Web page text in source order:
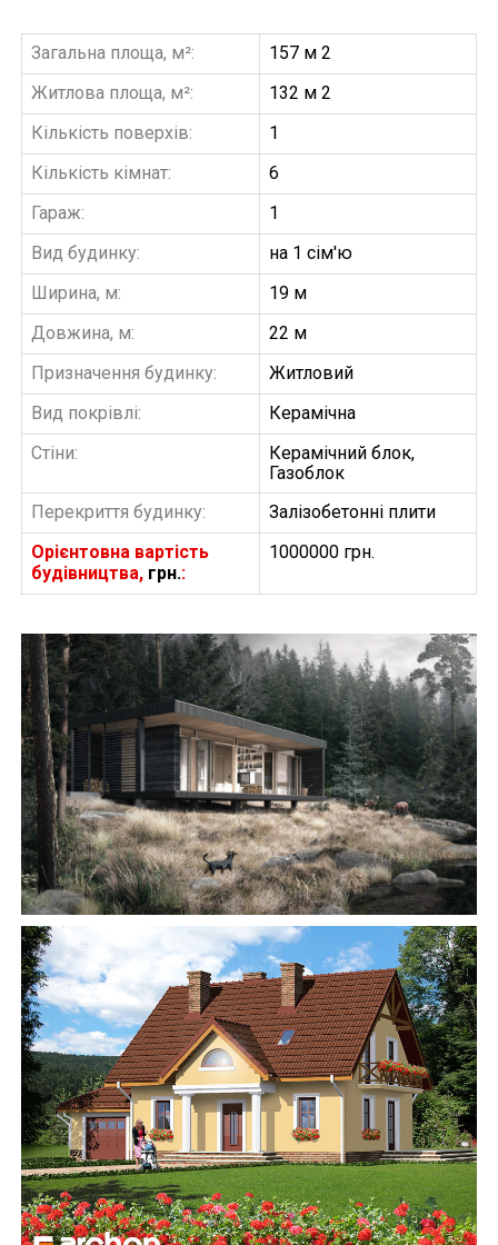
Загальна площа, м²:
157 м 2
Житлова площа, м²:
132 м 2
Кількість поверхів:
1
Кількість кімнат:
6
Гараж:
1
Вид будинку:
на 1 сім'ю
Ширина, м:
19 м
Довжина, м:
22 м
Призначення будинку:
Житловий
Вид покрівлі:
Керамічна
Стіни:
Керамічний блок,
Газоблок
Перекриття будинку:
Залізобетонні плити
Орієнтовна вартість
будівництва, грн.:
1000000 грн.
БУДІВНИЦТВО БУДИНКІВ
З
АББ”ТВІЙ ПРОЕКТ”
Замовити будівництво